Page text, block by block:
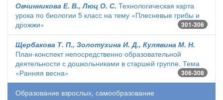
Овчинникова Е. В., Люц О. С. Технологическая карта
урока по биологии 5 класс на тему «Плесневые грибы и
дрожжи»
301-306
Щербакова Т. П., Золотухина И. Д., Кулявина М. Н.
План-конспект непосредственно образовательной
деятельности с дошкольниками в старшей группе. Тема
«Ранняя весна»
306-308
Образование взрослых, самообразование